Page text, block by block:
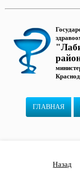
ГЛАВНАЯ
Назад